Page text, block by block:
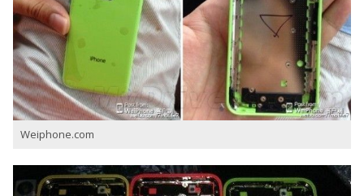
Weiphone.com